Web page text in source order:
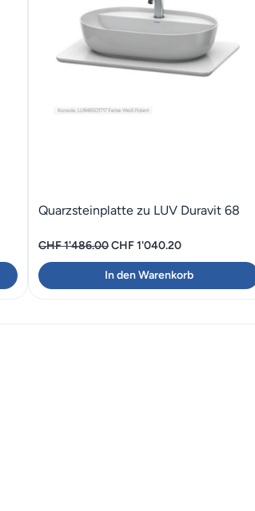
Quarzsteinplatte zu LUV Duravit 68
CHF1'486.00Ursprünglicher
Preis
war:
CHF1'040.20Aktueller
Preis
ist:
In den Warenkorb